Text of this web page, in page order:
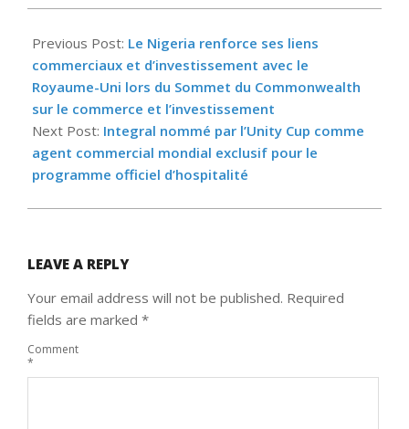
04-
18
Previous Post: Le Nigeria renforce ses liens
commerciaux et d’investissement avec le
Royaume-Uni lors du Sommet du Commonwealth
sur le commerce et l’investissement
Next Post: Integral nommé par l’Unity Cup comme
agent commercial mondial exclusif pour le
programme officiel d’hospitalité
LEAVE A REPLY
Your email address will not be published. Required
fields are marked *
Comment
*